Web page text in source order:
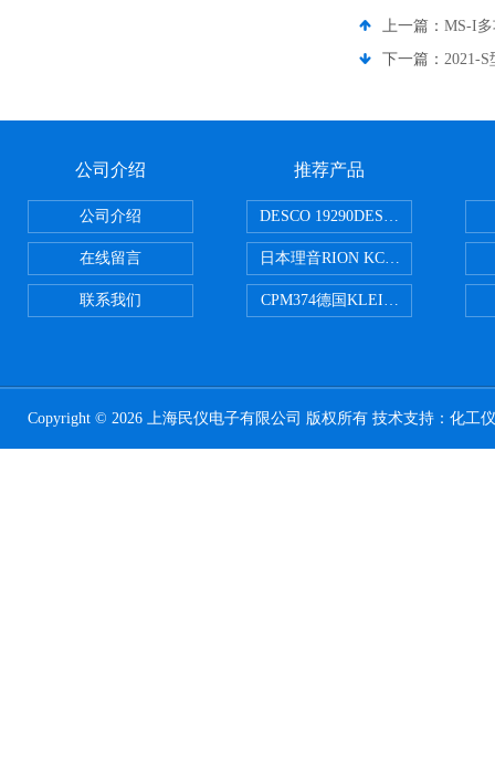
上一篇： MS-I
下一篇： 2021-
公司介绍
公司介绍
在线留言
联系我们
推荐产品
DESCO 19290DESCO 19290重锤
日本理音RION KC-51/KC-52便携
CPM374德国KLEINWAECHTER
Copyright © 2026 上海民仪电子有限公司 版权所有 技术支持： 化工